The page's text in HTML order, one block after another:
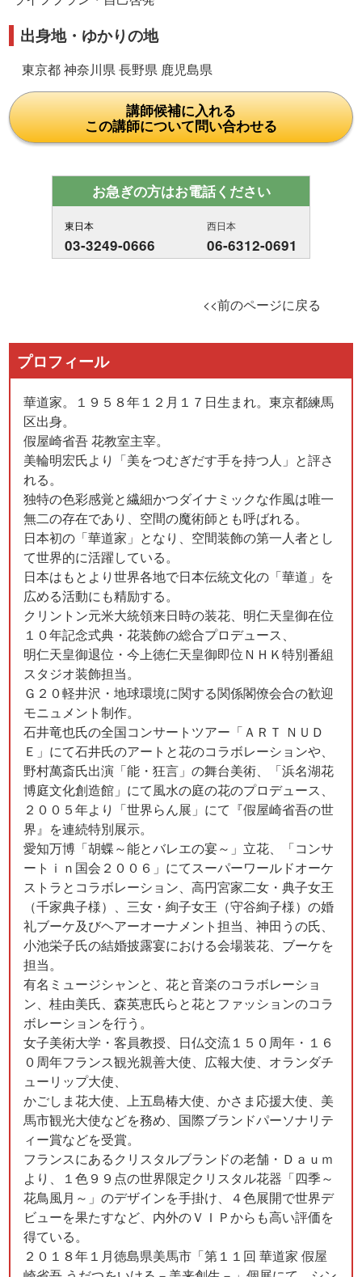
出身地・ゆかりの地
東京都 神奈川県 長野県 鹿児島県
講師候補に入れる
この講師について問い合わせる
お急ぎの方はお電話ください
東日本
03-3249-0666
西日本
06-6312-0691
<<前のページに戻る
プロフィール
華道家。１９５８年１２月１７日生まれ。東京都練馬
区出身。
假屋崎省吾 花教室主宰。
美輪明宏氏より「美をつむぎだす手を持つ人」と評さ
れる。
独特の色彩感覚と繊細かつダイナミックな作風は唯一
無二の存在であり、空間の魔術師とも呼ばれる。
日本初の「華道家」となり、空間装飾の第一人者とし
て世界的に活躍している。
日本はもとより世界各地で日本伝統文化の「華道」を
広める活動にも精励する。
クリントン元米大統領来日時の装花、明仁天皇御在位
１０年記念式典・花装飾の総合プロデュース、
明仁天皇御退位・今上徳仁天皇御即位ＮＨＫ特別番組
スタジオ装飾担当。
Ｇ２０軽井沢・地球環境に関する関係閣僚会合の歓迎
モニュメント制作。
石井竜也氏の全国コンサートツアー「ＡＲＴ ＮＵＤ
Ｅ」にて石井氏のアートと花のコラボレーションや、
野村萬斎氏出演「能・狂言」の舞台美術、「浜名湖花
博庭文化創造館」にて風水の庭の花のプロデュース、
２００５年より「世界らん展」にて『假屋崎省吾の世
界』を連続特別展示。
愛知万博「胡蝶～能とバレエの宴～」立花、「コンサ
ートｉｎ国会２００６」にてスーパーワールドオーケ
ストラとコラボレーション、高円宮家二女・典子女王
（千家典子様）、三女・絢子女王（守谷絢子様）の婚
礼ブーケ及びヘアーオーナメント担当、神田うの氏、
小池栄子氏の結婚披露宴における会場装花、ブーケを
担当。
有名ミュージシャンと、花と音楽のコラボレーショ
ン、桂由美氏、森英恵氏らと花とファッションのコラ
ボレーションを行う。
女子美術大学・客員教授、日仏交流１５０周年・１６
０周年フランス観光親善大使、広報大使、オランダチ
ューリップ大使、
かごしま花大使、上五島椿大使、かさま応援大使、美
馬市観光大使などを務め、国際ブランドパーソナリテ
ィー賞などを受賞。
フランスにあるクリスタルブランドの老舗・Ｄａｕｍ
より、１色９９点の世界限定クリスタル花器「四季～
花鳥風月～」のデザインを手掛け、４色展開で世界デ
ビューを果たすなど、内外のＶＩＰからも高い評価を
得ている。
２０１８年１月徳島県美馬市「第１１回 華道家 假屋